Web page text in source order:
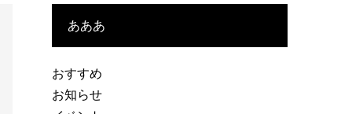
あああ
おすすめ
お知らせ